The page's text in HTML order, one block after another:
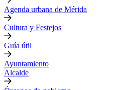
Agenda urbana de Mérida
Cultura y Festejos
Guía útil
Ayuntamiento
Alcalde